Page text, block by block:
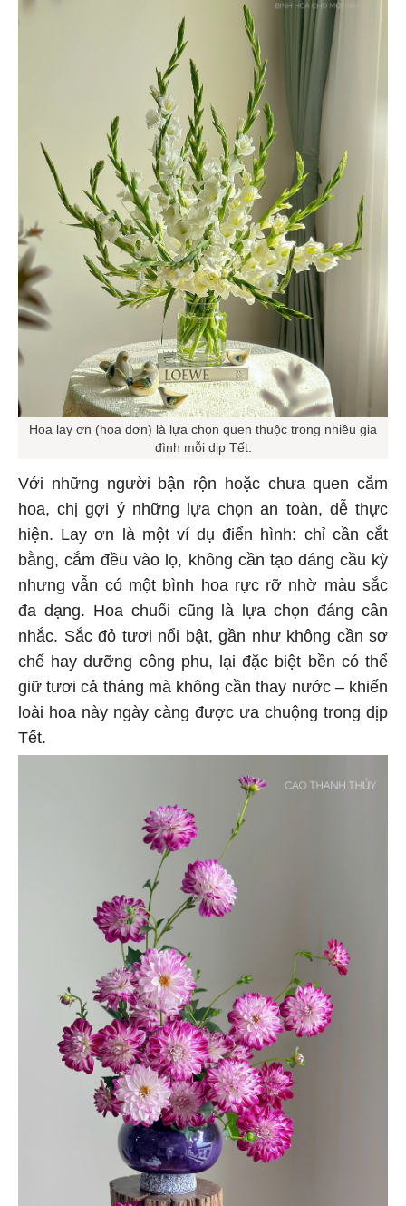
Hoa lay ơn (hoa dơn) là lựa chọn quen thuộc trong nhiều gia
đình mỗi dịp Tết.
Với những người bận rộn hoặc chưa quen cắm
hoa, chị gợi ý những lựa chọn an toàn, dễ thực
hiện. Lay ơn là một ví dụ điển hình: chỉ cần cắt
bằng, cắm đều vào lọ, không cần tạo dáng cầu kỳ
nhưng vẫn có một bình hoa rực rỡ nhờ màu sắc
đa dạng. Hoa chuối cũng là lựa chọn đáng cân
nhắc. Sắc đỏ tươi nổi bật, gần như không cần sơ
chế hay dưỡng công phu, lại đặc biệt bền có thể
giữ tươi cả tháng mà không cần thay nước – khiến
loài hoa này ngày càng được ưa chuộng trong dịp
Tết.